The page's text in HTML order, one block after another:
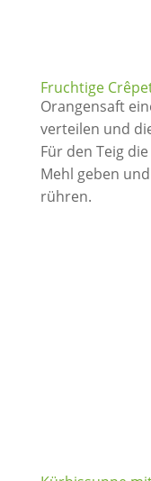
Fruchtige
Orangensaft
verteilen und
Für den Teig
Mehl geben
rühren.